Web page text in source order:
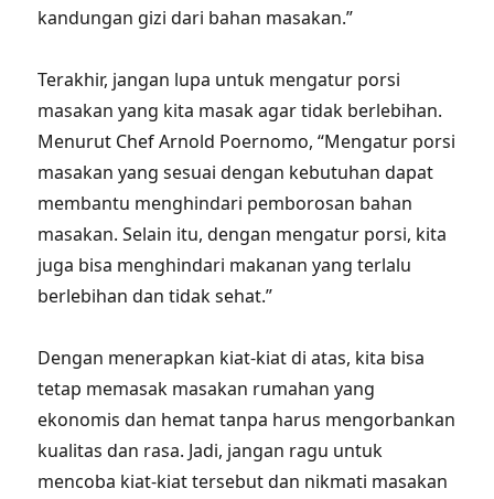
kandungan gizi dari bahan masakan.”
Terakhir, jangan lupa untuk mengatur porsi
masakan yang kita masak agar tidak berlebihan.
Menurut Chef Arnold Poernomo, “Mengatur porsi
masakan yang sesuai dengan kebutuhan dapat
membantu menghindari pemborosan bahan
masakan. Selain itu, dengan mengatur porsi, kita
juga bisa menghindari makanan yang terlalu
berlebihan dan tidak sehat.”
Dengan menerapkan kiat-kiat di atas, kita bisa
tetap memasak masakan rumahan yang
ekonomis dan hemat tanpa harus mengorbankan
kualitas dan rasa. Jadi, jangan ragu untuk
mencoba kiat-kiat tersebut dan nikmati masakan